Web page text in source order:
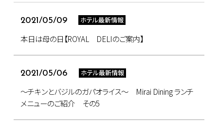
2021/05/09 ホテル最新情報
本日は母の日【ROYAL DELIのご案内】
2021/05/06 ホテル最新情報
～チキンとバジルのガパオライス～ Mirai Dining ランチ
メニューのご紹介 その5